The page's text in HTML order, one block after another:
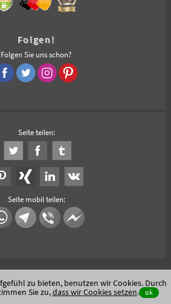
Folgen!
Folgen Sie uns schon?
Seite teilen:
Seite mobil teilen:
zu bieten, benutzen wir Cookies. Durch
Sie zu,dass wir Cookies setzen. ok